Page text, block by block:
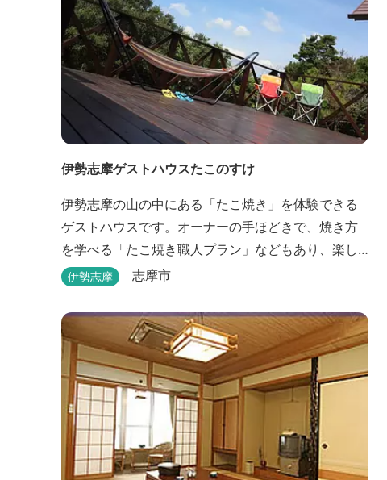
伊勢志摩ゲストハウスたこのすけ
伊勢志摩の山の中にある「たこ焼き」を体験できる
ゲストハウスです。オーナーの手ほどきで、焼き方
を学べる「たこ焼き職人プラン」などもあり、楽し
い滞在になりそうです。
伊勢志摩 志摩市